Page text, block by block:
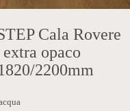
Cala Rovere
opaco
2200mm